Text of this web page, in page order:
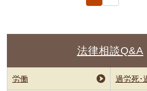
の
ー
法律相談Q&A
労働 過労死･